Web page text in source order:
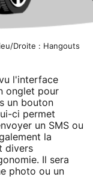
Droite : Hangouts
l'interface
onglet pour
un bouton
ci permet
un SMS ou
la
divers
Il sera
photo ou un